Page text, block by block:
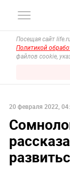
Посещая сайт
Политикой
файлов cookie,
20 февраля 2022,